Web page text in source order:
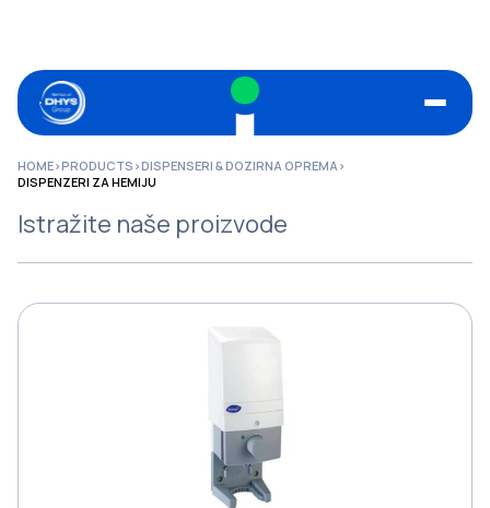
HOME>PRODUCTS >DISPENSERI & DOZIRNA OPREMA>
DISPENZERI ZA HEMIJU
Istražite naše proizvode